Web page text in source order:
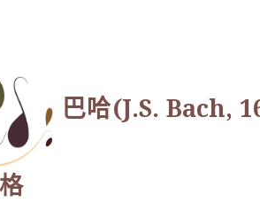
巴哈(J.S. Bach,